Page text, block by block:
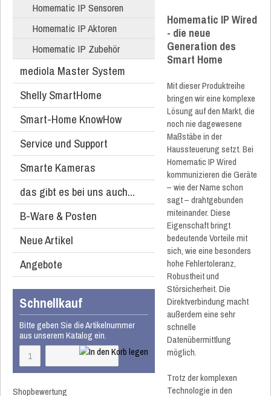
Homematic IP Sensoren
Homematic IP Aktoren
Homematic IP Zubehör
mediola Master System
Shelly SmartHome
Smart-Home KnowHow
Service und Support
Smarte Kameras
das gibt es bei uns auch...
B-Ware & Posten
Neue Artikel
Angebote
Schnellkauf
Bitte geben Sie die Artikelnummer
aus unserem Katalog ein.
Shopbewertung
Homematic IP Wired
- die neue
Generation des
Smart Home
Mit dieser Produktreihe
bringen wir eine komplexe
Lösung auf den Markt, die
noch nie dagewesene
Maßstäbe in der
Haussteuerung setzt. Bei
Homematic IP Wired
kommunizieren die Geräte
– wie der Name schon
sagt – drahtgebunden
miteinander. Diese
Eigenschaft bringt
bedeutende Vorteile mit
sich, wie eine besonders
hohe Fehlertoleranz,
Robustheit und
Störsicherheit. Die
Direktverbindung macht
außerdem eine sehr
schnelle
Datenübermittlung
möglich.
Trotz der komplexen
Technologie in den